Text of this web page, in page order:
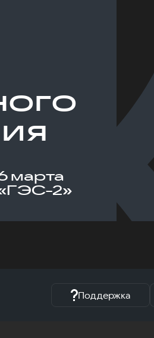
марта
2»
Поддержка